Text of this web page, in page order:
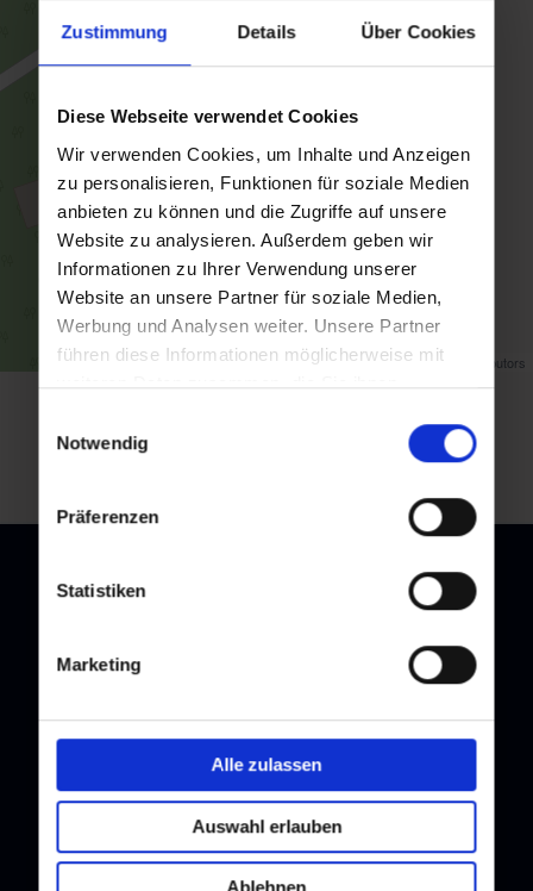
Zustimmung Details Über Cookies
Diese Webseite verwendet Cookies
Wir verwenden Cookies, um Inhalte und Anzeigen
zu personalisieren, Funktionen für soziale Medien
anbieten zu können und die Zugriffe auf unsere
Website zu analysieren. Außerdem geben wir
Informationen zu Ihrer Verwendung unserer
Website an unsere Partner für soziale Medien,
Werbung und Analysen weiter. Unsere Partner
führen diese Informationen möglicherweise mit
weiteren Daten zusammen, die Sie ihnen
Nutzung der Dienste gesammelt haben.
Notwendig
Präferenzen
Statistiken
Marketing
Alle zulassen
Auswahl erlauben
Map data © OpenStreetMap contributors
Subscribe to our newsletter and stay up to date!